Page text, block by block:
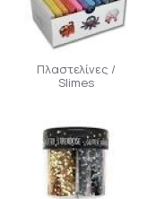
Πλαστελίνες /
Slimes